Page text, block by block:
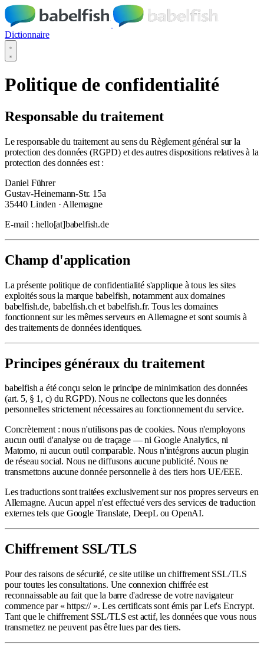
Dictionnaire
Politique de confidentialité
Responsable du traitement
Le responsable du traitement au sens du Règlement général sur la
protection des données (RGPD) et des autres dispositions relatives à la
protection des données est :
Daniel Führer
Gustav-Heinemann-Str. 15a
35440 Linden · Allemagne
E-mail : hello[at]babelfish.de
Champ d'application
La présente politique de confidentialité s'applique à tous les sites
exploités sous la marque babelfish, notamment aux domaines
babelfish.de, babelfish.ch et babelfish.fr. Tous les domaines
fonctionnent sur les mêmes serveurs en Allemagne et sont soumis à
des traitements de données identiques.
Principes généraux du traitement
babelfish a été conçu selon le principe de minimisation des données
(art. 5, § 1, c) du RGPD). Nous ne collectons que les données
personnelles strictement nécessaires au fonctionnement du service.
Concrètement : nous n'utilisons pas de cookies. Nous n'employons
aucun outil d'analyse ou de traçage — ni Google Analytics, ni
Matomo, ni aucun outil comparable. Nous n'intégrons aucun plugin
de réseau social. Nous ne diffusons aucune publicité. Nous ne
transmettons aucune donnée personnelle à des tiers hors UE/EEE.
Les traductions sont traitées exclusivement sur nos propres serveurs en
Allemagne. Aucun appel n'est effectué vers des services de traduction
externes tels que Google Translate, DeepL ou OpenAI.
Chiffrement SSL/TLS
Pour des raisons de sécurité, ce site utilise un chiffrement SSL/TLS
pour toutes les consultations. Une connexion chiffrée est
reconnaissable au fait que la barre d'adresse de votre navigateur
commence par « https:// ». Les certificats sont émis par Let's Encrypt.
Tant que le chiffrement SSL/TLS est actif, les données que vous nous
transmettez ne peuvent pas être lues par des tiers.